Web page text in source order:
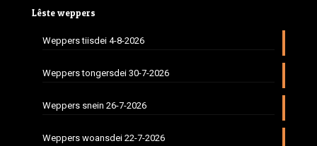
Lêste weppers
Weppers tiisdei 4-8-2026
Weppers tongersdei 30-7-2026
Weppers snein 26-7-2026
Weppers woansdei 22-7-2026